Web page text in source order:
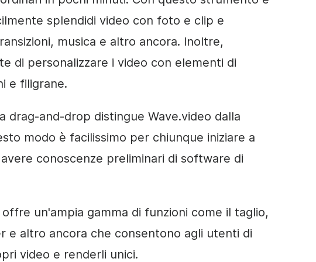
splendidi video con foto e clip e
musica e altro ancora. Inoltre,
di personalizzare i video con elementi di
e filigrane.
drag-and-drop distingue Wave.video dalla
modo è facilissimo per chiunque iniziare a
conoscenze preliminari di software di
un'ampia gamma di funzioni come il taglio,
e altro ancora che consentono agli utenti di
video e renderli unici.